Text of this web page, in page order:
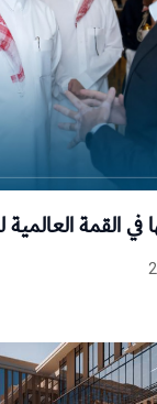
القمة